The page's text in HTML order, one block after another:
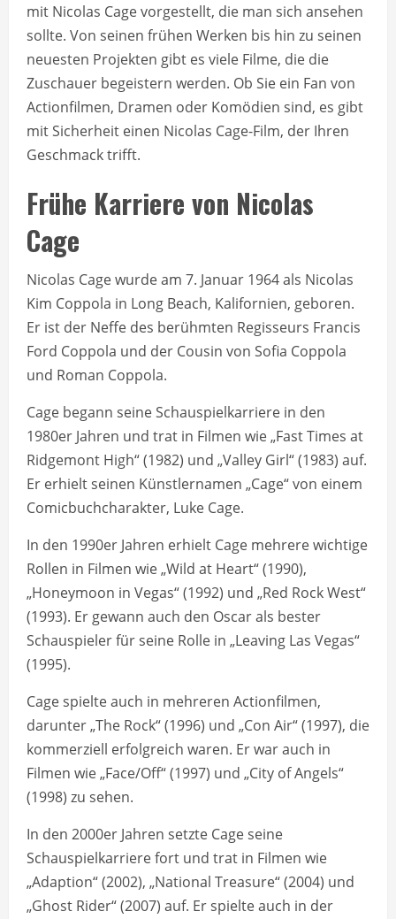
mit Nicolas Cage vorgestellt, die man sich ansehen
sollte. Von seinen frühen Werken bis hin zu seinen
neuesten Projekten gibt es viele Filme, die die
Zuschauer begeistern werden. Ob Sie ein Fan von
Actionfilmen, Dramen oder Komödien sind, es gibt
mit Sicherheit einen Nicolas Cage-Film, der Ihren
Geschmack trifft.
Frühe Karriere von Nicolas
Cage
Nicolas Cage wurde am 7. Januar 1964 als Nicolas
Kim Coppola in Long Beach, Kalifornien, geboren.
Er ist der Neffe des berühmten Regisseurs Francis
Ford Coppola und der Cousin von Sofia Coppola
und Roman Coppola.
Cage begann seine Schauspielkarriere in den
1980er Jahren und trat in Filmen wie „Fast Times at
Ridgemont High“ (1982) und „Valley Girl“ (1983) auf.
Er erhielt seinen Künstlernamen „Cage“ von einem
Comicbuchcharakter, Luke Cage.
In den 1990er Jahren erhielt Cage mehrere wichtige
Rollen in Filmen wie „Wild at Heart“ (1990),
„Honeymoon in Vegas“ (1992) und „Red Rock West“
(1993). Er gewann auch den Oscar als bester
Schauspieler für seine Rolle in „Leaving Las Vegas“
(1995).
Cage spielte auch in mehreren Actionfilmen,
darunter „The Rock“ (1996) und „Con Air“ (1997), die
kommerziell erfolgreich waren. Er war auch in
Filmen wie „Face/Off“ (1997) und „City of Angels“
(1998) zu sehen.
In den 2000er Jahren setzte Cage seine
Schauspielkarriere fort und trat in Filmen wie
„Adaption“ (2002), „National Treasure“ (2004) und
„Ghost Rider“ (2007) auf. Er spielte auch in der